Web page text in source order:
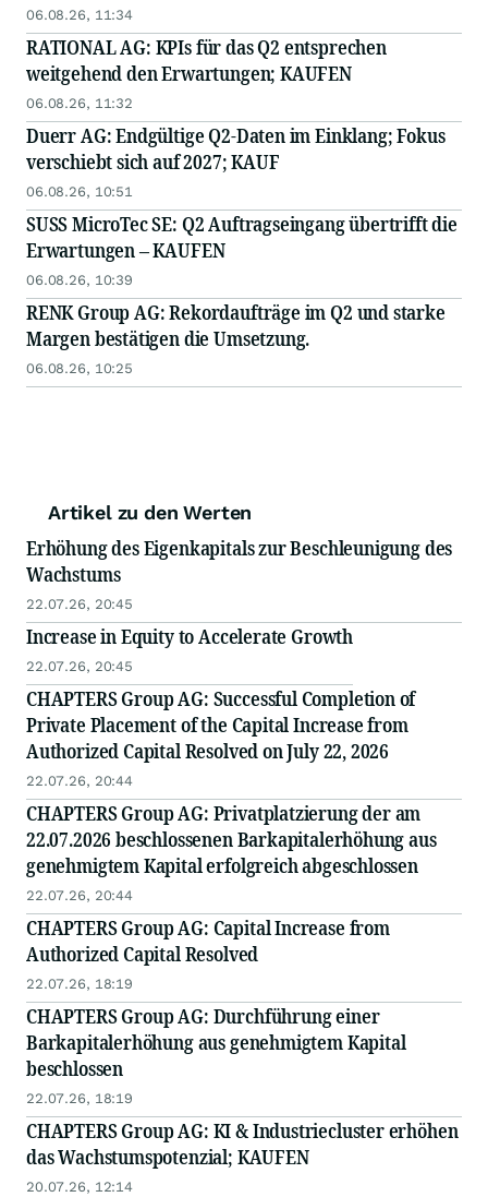
06.08.26, 11:34
RATIONAL AG: KPIs für das Q2 entsprechen
weitgehend den Erwartungen; KAUFEN
06.08.26, 11:32
Duerr AG: Endgültige Q2-Daten im Einklang; Fokus
verschiebt sich auf 2027; KAUF
06.08.26, 10:51
SUSS MicroTec SE: Q2 Auftragseingang übertrifft die
Erwartungen – KAUFEN
06.08.26, 10:39
RENK Group AG: Rekordaufträge im Q2 und starke
Margen bestätigen die Umsetzung.
06.08.26, 10:25
Artikel zu den Werten
Erhöhung des Eigenkapitals zur Beschleunigung des
Wachstums
22.07.26, 20:45
Increase in Equity to Accelerate Growth
22.07.26, 20:45
CHAPTERS Group AG: Successful Completion of
Private Placement of the Capital Increase from
Authorized Capital Resolved on July 22, 2026
22.07.26, 20:44
CHAPTERS Group AG: Privatplatzierung der am
22.07.2026 beschlossenen Barkapitalerhöhung aus
genehmigtem Kapital erfolgreich abgeschlossen
22.07.26, 20:44
CHAPTERS Group AG: Capital Increase from
Authorized Capital Resolved
22.07.26, 18:19
CHAPTERS Group AG: Durchführung einer
Barkapitalerhöhung aus genehmigtem Kapital
beschlossen
22.07.26, 18:19
CHAPTERS Group AG: KI & Industriecluster erhöhen
das Wachstumspotenzial; KAUFEN
20.07.26, 12:14